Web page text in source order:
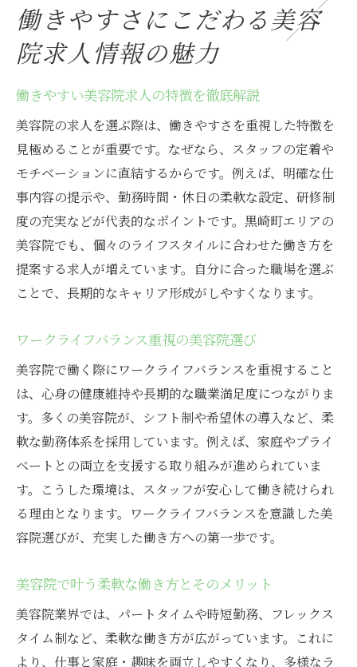
働きやすさにこだわる美容
院求人情報の魅力
働きやすい美容院求人の特徴を徹底解説
美容院の求人を選ぶ際は、働きやすさを重視した特徴を
見極めることが重要です。なぜなら、スタッフの定着や
モチベーションに直結するからです。例えば、明確な仕
事内容の提示や、勤務時間・休日の柔軟な設定、研修制
度の充実などが代表的なポイントです。黒崎町エリアの
美容院でも、個々のライフスタイルに合わせた働き方を
提案する求人が増えています。自分に合った職場を選ぶ
ことで、長期的なキャリア形成がしやすくなります。
ワークライフバランス重視の美容院選び
美容院で働く際にワークライフバランスを重視すること
は、心身の健康維持や長期的な職業満足度につながりま
す。多くの美容院が、シフト制や希望休の導入など、柔
軟な勤務体系を採用しています。例えば、家庭やプライ
ベートとの両立を支援する取り組みが進められていま
す。こうした環境は、スタッフが安心して働き続けられ
る理由となります。ワークライフバランスを意識した美
容院選びが、充実した働き方への第一歩です。
美容院で叶う柔軟な働き方とそのメリット
美容院業界では、パートタイムや時短勤務、フレックス
タイム制など、柔軟な働き方が広がっています。これに
より、仕事と家庭・趣味を両立しやすくなり、多様なラ